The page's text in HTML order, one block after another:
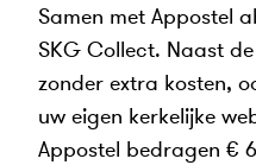
Samen met Appostel
SKG Collect. Naast
zonder extra kosten,
uw eigen kerkelijke
Appostel bedragen €